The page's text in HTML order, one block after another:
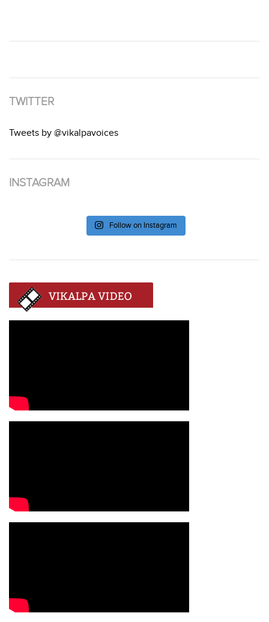
TWITTER
Tweets by @vikalpavoices
INSTAGRAM
Follow on Instagram